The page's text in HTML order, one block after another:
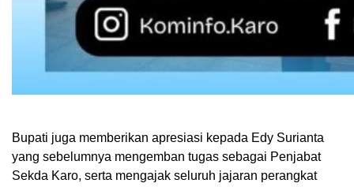
Bupati juga memberikan apresiasi kepada Edy Surianta
yang sebelumnya mengemban tugas sebagai Penjabat
Sekda Karo, serta mengajak seluruh jajaran perangkat